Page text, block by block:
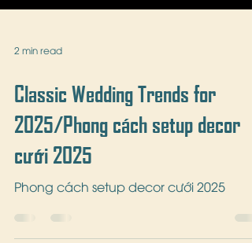
Classic Wedding Trends for
2025/Phong cách setup decor
cưới 2025
Phong cách setup decor cưới 2025